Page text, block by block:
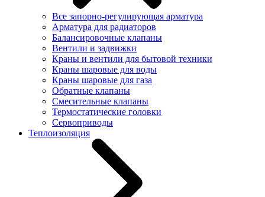
Все запорно-регулирующая арматура
Арматура для радиаторов
Балансировочные клапаны
Вентили и задвижки
Краны и вентили для бытовой техники
Краны шаровые для воды
Краны шаровые для газа
Обратные клапаны
Смесительные клапаны
Термостатические головки
Сервоприводы
Теплоизоляция